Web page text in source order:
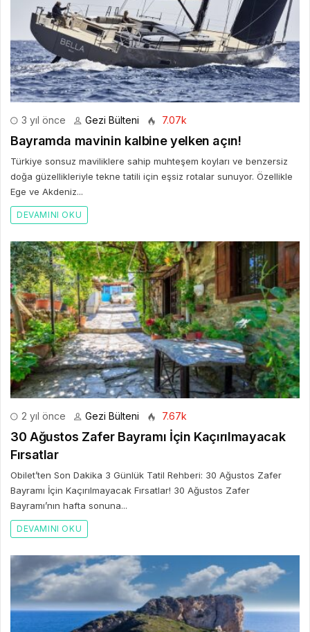
3 yıl önce Gezi Bülteni 7.07k
Bayramda mavinin kalbine yelken açın!
Türkiye sonsuz maviliklere sahip muhteşem koyları ve benzersiz
doğa güzellikleriyle tekne tatili için eşsiz rotalar sunuyor. Özellikle
Ege ve Akdeniz...
DEVAMINI OKU
2 yıl önce Gezi Bülteni 7.67k
30 Ağustos Zafer Bayramı İçin Kaçırılmayacak
Fırsatlar
Obilet’ten Son Dakika 3 Günlük Tatil Rehberi: 30 Ağustos Zafer
Bayramı İçin Kaçırılmayacak Fırsatlar! 30 Ağustos Zafer
Bayramı’nın hafta sonuna...
DEVAMINI OKU